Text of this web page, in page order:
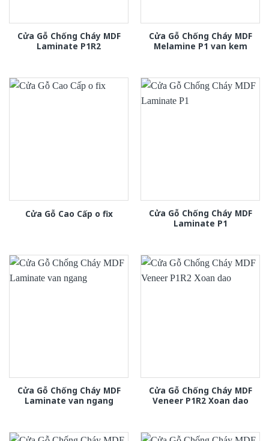
Cửa Gỗ Chống Cháy MDF
Laminate P1R2
Cửa Gỗ Chống Cháy MDF
Melamine P1 van kem
Cửa Gỗ Cao Cấp o fix
Cửa Gỗ Chống Cháy MDF
Laminate P1
Cửa Gỗ Chống Cháy MDF
Laminate van ngang
Cửa Gỗ Chống Cháy MDF
Veneer P1R2 Xoan dao